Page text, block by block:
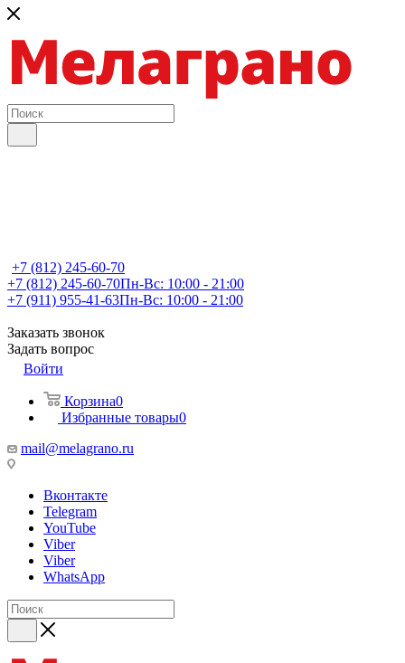
+7 (812) 245-60-70
+7 (812) 245-60-70Пн-Вс: 10:00 - 21:00
+7 (911) 955-41-63Пн-Вс: 10:00 - 21:00
Заказать звонок
Задать вопрос
Войти
Корзина0
Избранные товары0
mail@melagrano.ru
Вконтакте
Telegram
YouTube
Viber
Viber
WhatsApp